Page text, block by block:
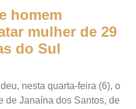
homem
mulher de 29
do Sul
nesta quarta-feira (6), o
de Janaína dos Santos, de